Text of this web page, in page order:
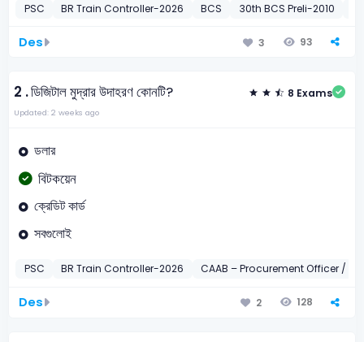
PSC BR Train Controller-2026 BCS 30th BCS Preli-2010
Des 3 93
2 .ডিজিটাল মুদ্রার উদাহরণ কোনটি? 8 Exams
Updated: 2 weeks ago
ডলার
বিটকয়েন
ক্রেডিট কার্ড
সবগুলোই
PSC BR Train Controller-2026 CAAB – Procurement Officer /
Des 2 128